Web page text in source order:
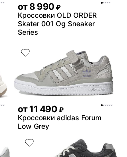
от8 990 ₽
Кроссовки OLD ORDER
Skater 001 Og Sneaker
Series
от11 490 ₽
Кроссовки adidas Forum
Low Grey